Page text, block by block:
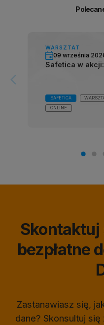
arrow_forward_ios
WARSZTAT
09 września
Safetica w
SAFETICA
ONLINE
Skontaktuj
bezpłatne
Zastanawiasz się,
dane? Skonsultuj